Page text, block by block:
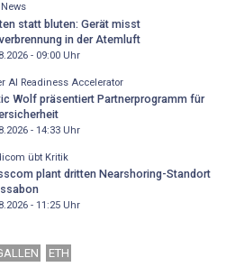
News
statt bluten: Gerät misst
in der Atemluft
- 09:00Uhr
AI Readiness Accelerator
Wolf präsentiert Partnerprogramm für
- 14:33Uhr
übt Kritik
plant dritten Nearshoring-Standort
- 11:25Uhr
ETH